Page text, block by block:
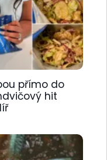
přímo do
hit